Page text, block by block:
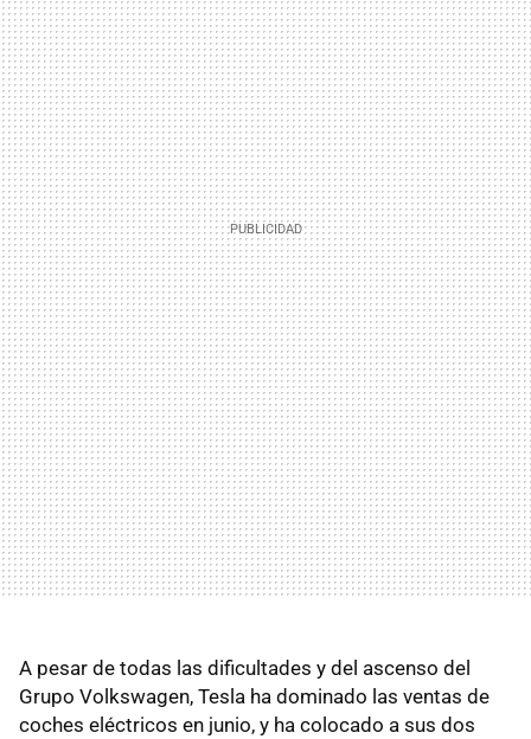
A pesar de todas las dificultades y del ascenso del
Grupo Volkswagen, Tesla ha dominado las ventas de
coches eléctricos en junio, y ha colocado a sus dos